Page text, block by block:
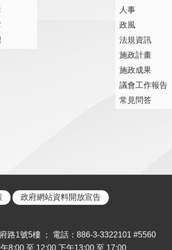
人事
政風
法規資訊
施政計畫
施政成果
議會工作報告
常見問答
政府網站資料開放宣告
路1號5樓 ； 電話：886-3-3322101 #5560
8:00 至 12:00 下午13:00 至 17:00